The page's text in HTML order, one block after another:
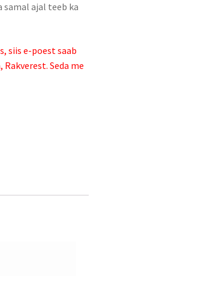
samal ajal teeb ka
siis e-poest saab
Seda me